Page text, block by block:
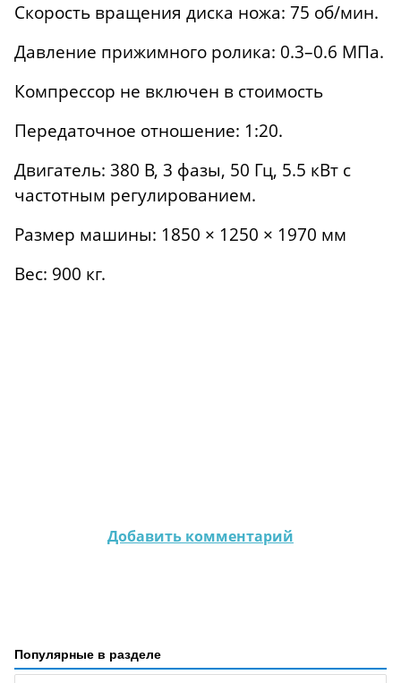
Скорость вращения диска ножа: 75 об/мин.
Давление прижимного ролика: 0.3–0.6 МПа.
Компрессор не включен в стоимость
Передаточное отношение: 1:20.
Двигатель: 380 В, 3 фазы, 50 Гц, 5.5 кВт с
частотным регулированием.
Размер машины: 1850 × 1250 × 1970 мм
Вес: 900 кг.
Добавить комментарий
Популярные в разделе